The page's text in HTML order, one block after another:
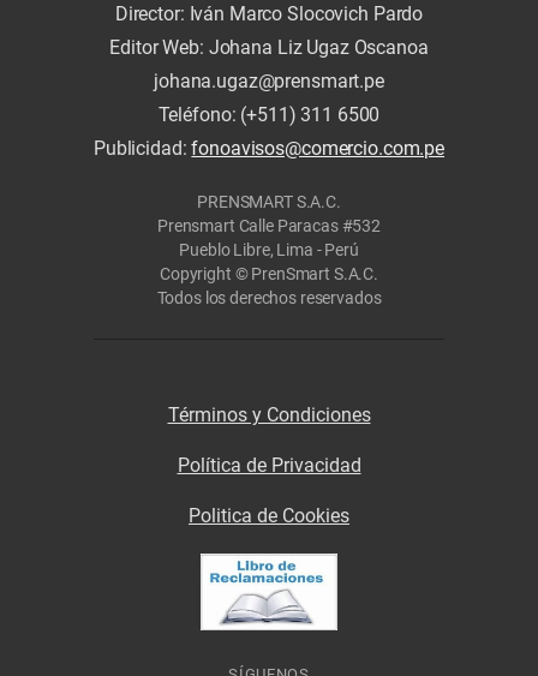
Director: Iván Marco Slocovich Pardo
Editor Web: Johana Liz Ugaz Oscanoa
johana.ugaz@prensmart.pe
Teléfono: (+511) 311 6500
Publicidad:fonoavisos@comercio.com.pe
PRENSMART S.A.C.
Prensmart Calle Paracas #532
Pueblo Libre, Lima - Perú
Copyright © PrenSmart S.A.C.
Todos los derechos reservados
Términos y Condiciones
Política de Privacidad
Politica de Cookies